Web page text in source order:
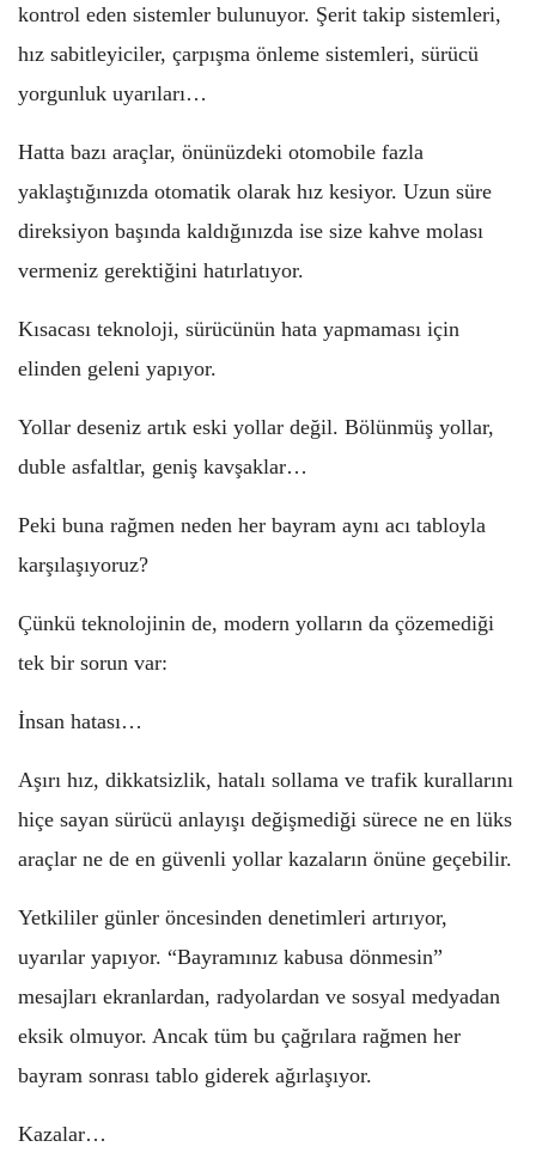
kontrol eden sistemler bulunuyor. Şerit takip sistemleri,
hız sabitleyiciler, çarpışma önleme sistemleri, sürücü
yorgunluk uyarıları…
Hatta bazı araçlar, önünüzdeki otomobile fazla
yaklaştığınızda otomatik olarak hız kesiyor. Uzun süre
direksiyon başında kaldığınızda ise size kahve molası
vermeniz gerektiğini hatırlatıyor.
Kısacası teknoloji, sürücünün hata yapmaması için
elinden geleni yapıyor.
Yollar deseniz artık eski yollar değil. Bölünmüş yollar,
duble asfaltlar, geniş kavşaklar…
Peki buna rağmen neden her bayram aynı acı tabloyla
karşılaşıyoruz?
Çünkü teknolojinin de, modern yolların da çözemediği
tek bir sorun var:
İnsan hatası…
Aşırı hız, dikkatsizlik, hatalı sollama ve trafik kurallarını
hiçe sayan sürücü anlayışı değişmediği sürece ne en lüks
araçlar ne de en güvenli yollar kazaların önüne geçebilir.
Yetkililer günler öncesinden denetimleri artırıyor,
uyarılar yapıyor. “Bayramınız kabusa dönmesin”
mesajları ekranlardan, radyolardan ve sosyal medyadan
eksik olmuyor. Ancak tüm bu çağrılara rağmen her
bayram sonrası tablo giderek ağırlaşıyor.
Kazalar…